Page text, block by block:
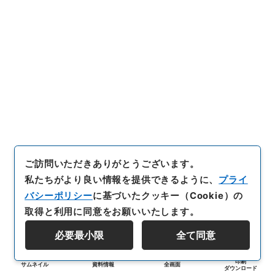
サムネイル 資料情報 全画面
印刷
ダウンロード
ご訪問いただきありがとうございます。
私たちがより良い情報を提供できるように、 プライ
バシーポリシーに基づいたクッキー（Cookie）の
取得と利用に同意をお願いいたします。
必要最小限 全て同意